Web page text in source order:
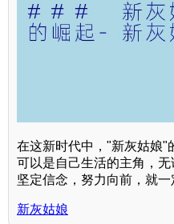
在这新时代中，"新灰姑娘"
可以是自己生活的主角，
坚定信念，努力向前，就一
新灰姑娘